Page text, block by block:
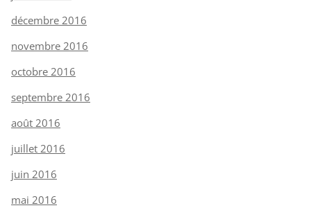
décembre 2016
novembre 2016
octobre 2016
septembre 2016
août 2016
juillet 2016
juin 2016
mai 2016